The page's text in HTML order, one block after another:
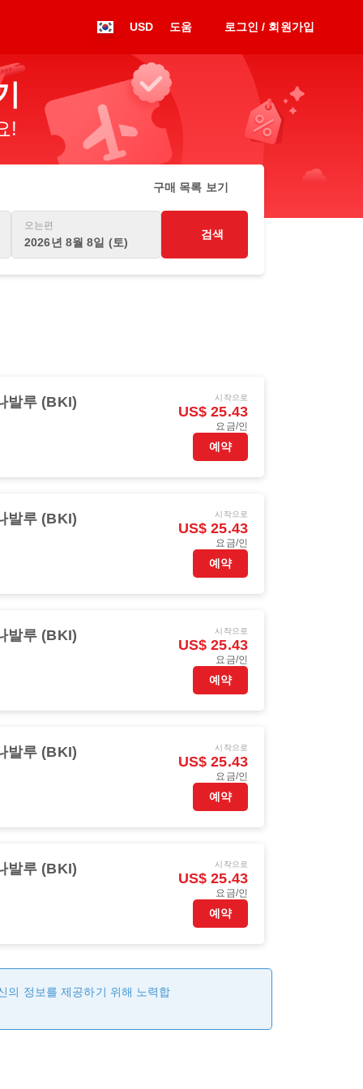
USD 도움 로그인 / 회원가입
!
구매 목록 보기
오는편
2026년 8월 8일 (토)
검색
발루 (BKI) 시작으로
US$ 25.43
요금/인
예약
발루 (BKI) 시작으로
US$ 25.43
요금/인
예약
발루 (BKI) 시작으로
US$ 25.43
요금/인
예약
발루 (BKI) 시작으로
US$ 25.43
요금/인
예약
발루 (BKI) 시작으로
US$ 25.43
요금/인
예약
의 정보를 제공하기 위해 노력합